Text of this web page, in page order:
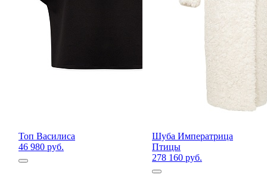
Топ Василиса
46 980 руб.
Шуба Императрица
Птицы
278 160 руб.